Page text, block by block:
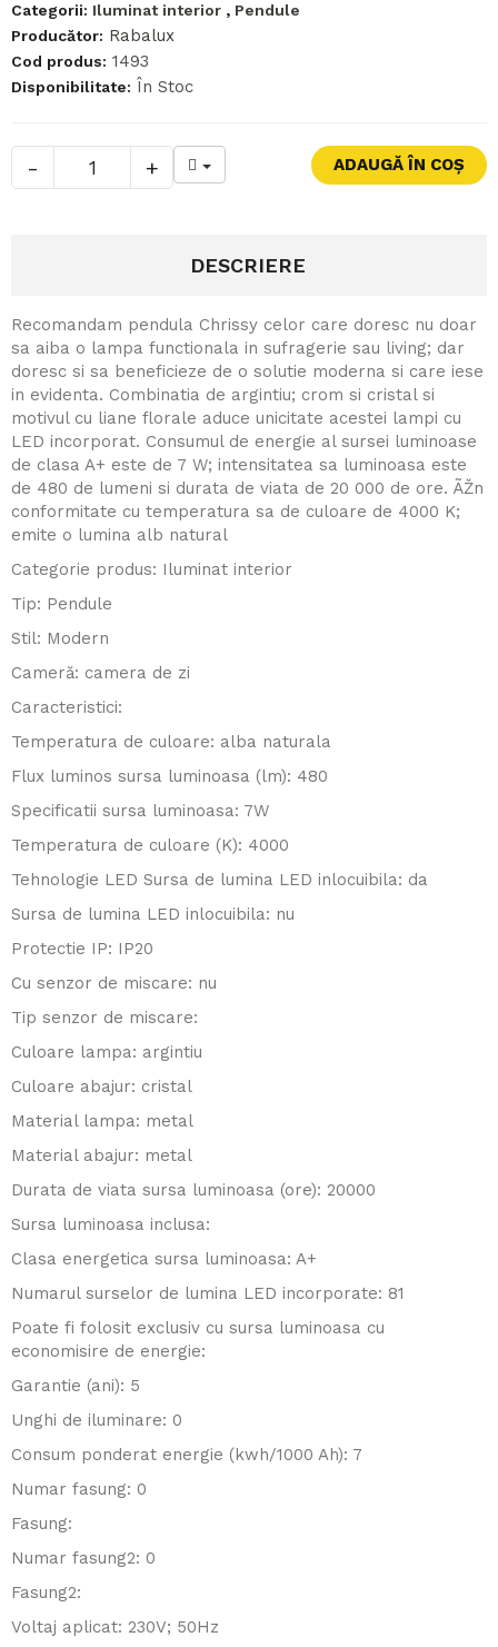
Categorii: Iluminat interior , Pendule
Producător: Rabalux
Cod produs: 1493
Disponibilitate: În Stoc
- +
DESCRIERE
Recomandam pendula Chrissy celor care doresc nu doar
sa aiba o lampa functionala in sufragerie sau living; dar
doresc si sa beneficieze de o solutie moderna si care iese
in evidenta. Combinatia de argintiu; crom si cristal si
motivul cu liane florale aduce unicitate acestei lampi cu
LED incorporat. Consumul de energie al sursei luminoase
de clasa A+ este de 7 W; intensitatea sa luminoasa este
de 480 de lumeni si durata de viata de 20 000 de ore. ÃŽn
conformitate cu temperatura sa de culoare de 4000 K;
emite o lumina alb natural
Categorie produs: Iluminat interior
Tip: Pendule
Stil: Modern
Cameră: camera de zi
Caracteristici:
Temperatura de culoare: alba naturala
Flux luminos sursa luminoasa (lm): 480
Specificatii sursa luminoasa: 7W
Temperatura de culoare (K): 4000
Tehnologie LED Sursa de lumina LED inlocuibila: da
Sursa de lumina LED inlocuibila: nu
Protectie IP: IP20
Cu senzor de miscare: nu
Tip senzor de miscare:
Culoare lampa: argintiu
Culoare abajur: cristal
Material lampa: metal
Material abajur: metal
Durata de viata sursa luminoasa (ore): 20000
Sursa luminoasa inclusa:
Clasa energetica sursa luminoasa: A+
Numarul surselor de lumina LED incorporate: 81
Poate fi folosit exclusiv cu sursa luminoasa cu
economisire de energie:
Garantie (ani): 5
Unghi de iluminare: 0
Consum ponderat energie (kwh/1000 Ah): 7
Numar fasung: 0
Fasung:
Numar fasung2: 0
Fasung2:
Voltaj aplicat: 230V; 50Hz